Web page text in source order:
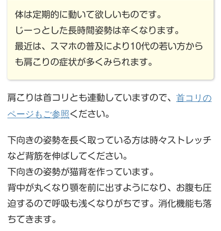
体は定期的に動いて欲しいものです。
じーっとした長時間姿勢は辛くなります。
最近は、スマホの普及により10代の若い方から
も肩こりの症状が多くみられます。
肩こりは首コリとも連動していますので、 首コリの
ページもご参照 ください。
下向きの姿勢を長く取っている方は時々ストレッチ
など背筋を伸ばしてください。
下向きの姿勢が猫背を作っています。
背中が丸くなり顎を前に出すようになり、お腹も圧
迫するので呼吸も浅くなりがちです。消化機能も落
ちてきます。